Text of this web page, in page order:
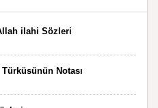
ilahi Sözleri
Notası